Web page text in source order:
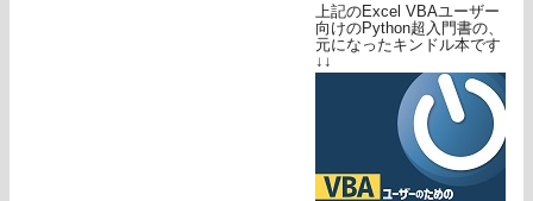
上記のExcel VBAユーザー
向けのPython超入門書の、
元になったキンドル本です
↓↓